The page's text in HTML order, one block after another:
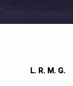
L. R. M. G.